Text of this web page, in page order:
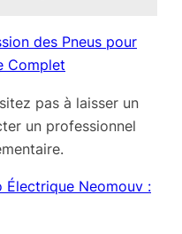
des Pneus pour
Complet
pas à laisser un
un professionnel
Électrique Neomouv :